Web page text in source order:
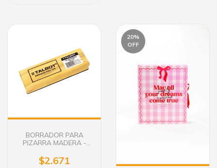
BORRADOR PARA
PIZARRA MADERA -
$2.671
20%
OFF